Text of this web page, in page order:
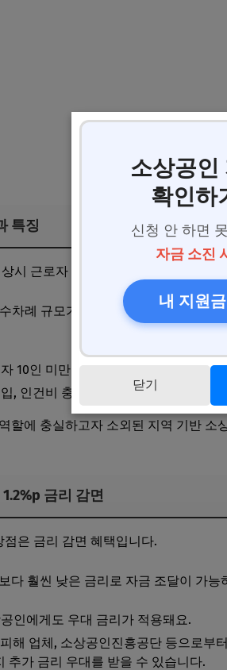
특징
시 근로자 10인 미만의 영세 소상공
차례 규모가 확대되었으며, 특히 코
10인 미만 소상공인(단, 부동산 임대
, 인건비 충당을 위한 운전자금뿐만
할에 충실하고자 소외된 지역 기반
금리 감면
은 금리 감면 혜택입니다.
다 훨씬 낮은 금리로 자금 조달이 가능
인에게도 우대 금리가 적용돼요.
해 업체, 소상공인진흥공단 등으로부
추가 금리 우대를 받을 수 있습니다.
소상공인
확인하
신청 안 하면
자금 소진
내 지원
닫기